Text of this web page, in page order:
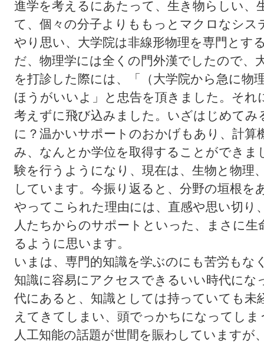
進学を考えるにあたって、生き物らしい、
て、個々の分子よりももっとマクロなシ
やり思い、大学院は非線形物理を専門とす
だ、物理学には全くの門外漢でしたので、
を打診した際には、「（大学院から急に物
ほうがいいよ」と忠告を頂きました。そ
考えずに飛び込みました。いざはじめてみ
に？温かいサポートのおかげもあり、計算
み、なんとか学位を取得することができま
験を行うようになり、現在は、生物と物理
しています。今振り返ると、分野の垣根
やってこられた理由には、直感や思い切り
人たちからのサポートといった、まさに
るように思います。
いまは、専門的知識を学ぶのにも苦労もな
知識に容易にアクセスできるいい時代に
代にあると、知識としては持っていても未
えてきてしまい、頭でっかちになってし
人工知能の話題が世間を賑わしていますが